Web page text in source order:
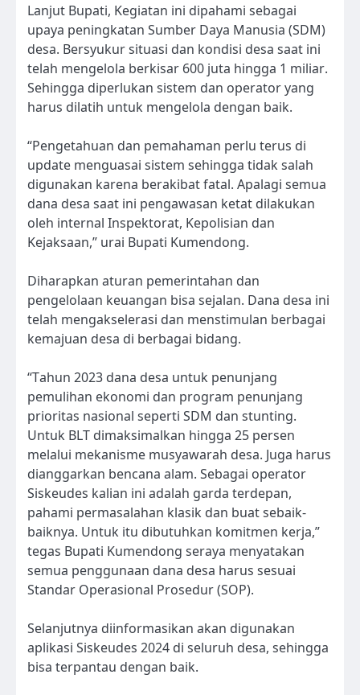
Lanjut Bupati, Kegiatan ini dipahami sebagai
upaya peningkatan Sumber Daya Manusia (SDM)
desa. Bersyukur situasi dan kondisi desa saat ini
telah mengelola berkisar 600 juta hingga 1 miliar.
Sehingga diperlukan sistem dan operator yang
harus dilatih untuk mengelola dengan baik.
“Pengetahuan dan pemahaman perlu terus di
update menguasai sistem sehingga tidak salah
digunakan karena berakibat fatal. Apalagi semua
dana desa saat ini pengawasan ketat dilakukan
oleh internal Inspektorat, Kepolisian dan
Kejaksaan,” urai Bupati Kumendong.
Diharapkan aturan pemerintahan dan
pengelolaan keuangan bisa sejalan. Dana desa ini
telah mengakselerasi dan menstimulan berbagai
kemajuan desa di berbagai bidang.
“Tahun 2023 dana desa untuk penunjang
pemulihan ekonomi dan program penunjang
prioritas nasional seperti SDM dan stunting.
Untuk BLT dimaksimalkan hingga 25 persen
melalui mekanisme musyawarah desa. Juga harus
dianggarkan bencana alam. Sebagai operator
Siskeudes kalian ini adalah garda terdepan,
pahami permasalahan klasik dan buat sebaik-
baiknya. Untuk itu dibutuhkan komitmen kerja,”
tegas Bupati Kumendong seraya menyatakan
semua penggunaan dana desa harus sesuai
Standar Operasional Prosedur (SOP).
Selanjutnya diinformasikan akan digunakan
aplikasi Siskeudes 2024 di seluruh desa, sehingga
bisa terpantau dengan baik.